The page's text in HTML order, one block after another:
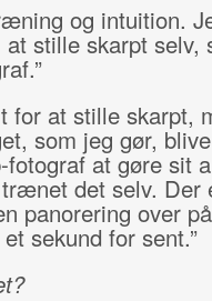
og intuition.
stille skarpt selv,
for at stille skarpt,
som jeg gør,
at gøre sit
det selv. Der
panorering over
sekund for sent.”